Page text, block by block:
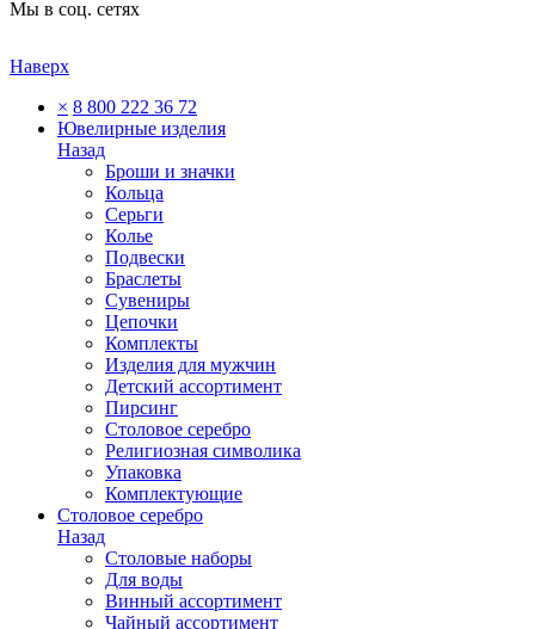
Мы в соц. сетях
Наверх
× 8 800 222 36 72
Ювелирные изделия
Назад
Броши и значки
Кольца
Серьги
Колье
Подвески
Браслеты
Сувениры
Цепочки
Комплекты
Изделия для мужчин
Детский ассортимент
Пирсинг
Столовое серебро
Религиозная символика
Упаковка
Комплектующие
Столовое серебро
Назад
Столовые наборы
Для воды
Винный ассортимент
Чайный ассортимент